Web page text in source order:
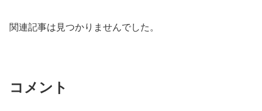
関連記事は見つかりませんでした。
コメント